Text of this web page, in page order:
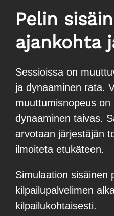
Pelin
ajankohta
Sessioissa on
ja dynaaminen rata.
muuttumisnopeus on
dynaaminen taivas.
arvotaan järjestäjän
ilmoiteta etukäteen.
Simulaation sisäinen
kilpailupalvelimen
kilpailukohtaisesti.